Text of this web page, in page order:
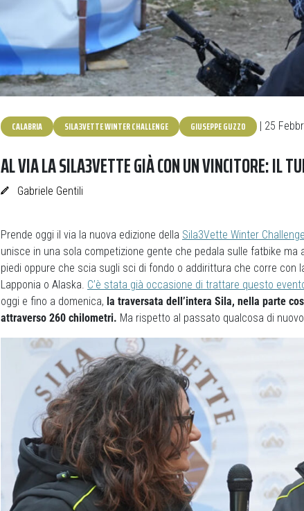
CALABRIA SILA3VETTE WINTER CHALLENGE GIUSEPPE GUZZO | 25
AL VIA LA SILA3VETTE GIÀ CON UN VINCITORE: IL
Gabriele Gentili
Prende oggi il via la nuova edizione della Sila3Vette Winter Challenge
unisce in una sola competizione gente che pedala sulle fatbike
piedi oppure che scia sugli sci di fondo o addirittura che corre con
Lapponia o Alaska. C’è stata già occasione di trattare questo
oggi e fino a domenica, la traversata dell’intera Sila, nella parte
attraverso 260 chilometri. Ma rispetto al passato qualcosa di nuovo